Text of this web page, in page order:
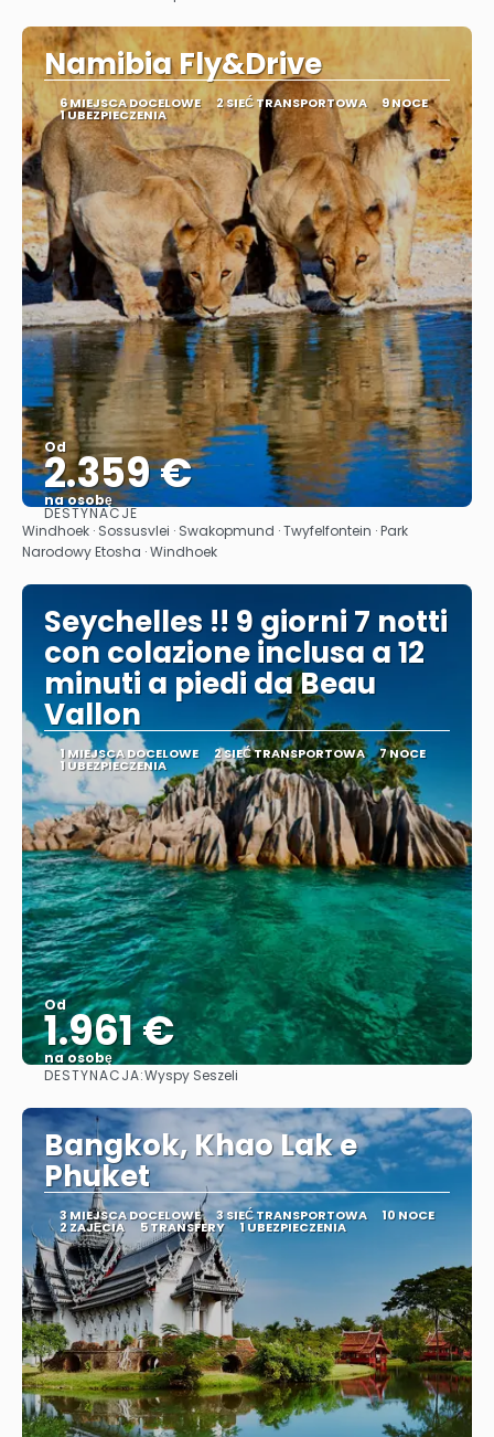
Namibia Fly&Drive
6 MIEJSCA DOCELOWE 2 SIEĆ TRANSPORTOWA 9 NOCE
1 UBEZPIECZENIA
Od
2.359 €
na osobę
Zobacz
DESTYNACJE
Windhoek · Sossusvlei · Swakopmund · Twyfelfontein · Park
Narodowy Etosha · Windhoek
Seychelles !! 9 giorni 7 notti
con colazione inclusa a 12
minuti a piedi da Beau
Vallon
1 MIEJSCA DOCELOWE 2 SIEĆ TRANSPORTOWA 7 NOCE
1 UBEZPIECZENIA
Od
1.961 €
na osobę
Zobacz
DESTYNACJA:Wyspy Seszeli
Bangkok, Khao Lak e
Phuket
3 MIEJSCA DOCELOWE 3 SIEĆ TRANSPORTOWA 10 NOCE
2 ZAJĘCIA 5 TRANSFERY 1 UBEZPIECZENIA